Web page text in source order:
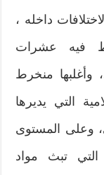
داخله ،
فيه عشرات
وأغلبها منخرط
التي يديرها
وعلى المستوى
التي تبث مواد